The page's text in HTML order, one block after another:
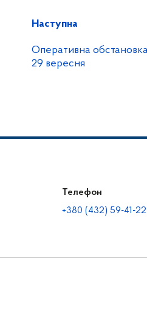
Наступна
Оперативна
29 вересня
Телефон
+380 (432) 59-41-22